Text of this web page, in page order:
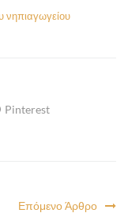
νηπιαγωγείου
Pinterest
Επόμενο Άρθρο